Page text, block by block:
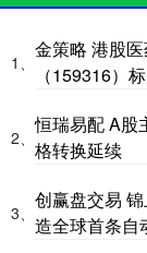
1、
金策略 港股
（159316）
2、
恒瑞易配 A股
格转换延续
3、
创赢盘交易
造全球首条自